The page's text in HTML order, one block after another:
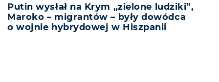
Putin wysłał na Krym „zielone ludziki”,
Maroko – migrantów – były dowódca
o wojnie hybrydowej w Hiszpanii